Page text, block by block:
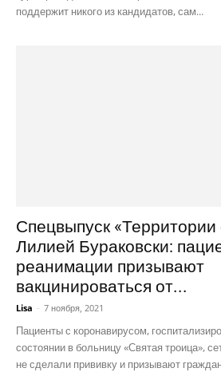
поддержит никого из кандидатов, сам...
Спецвыпуск «Территории
Лилией Бураковски:
реанимации призывают
вакцинироваться от...
Lisa - 7 ноября, 2021
Пациенты с коронавирусом,
состоянии в больницу «Святая троица»,
не сделали прививку и призывают